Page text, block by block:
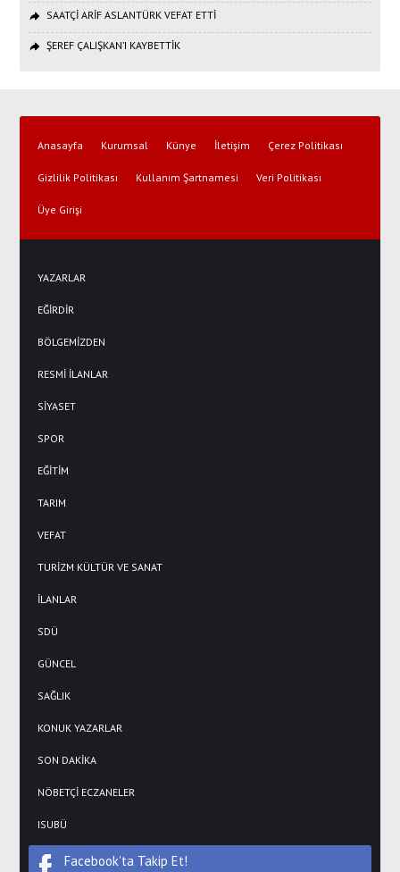
SAATÇİ ARİF ASLANTÜRK VEFAT ETTİ
ŞEREF ÇALIŞKAN’I KAYBETTİK
Anasayfa Kurumsal Künye İletişim Çerez Politikası
Gizlilik Politikası Kullanım Şartnamesi Veri Politikası
Üye Girişi
YAZARLAR
EĞİRDİR
BÖLGEMİZDEN
RESMİ İLANLAR
SİYASET
SPOR
EĞİTİM
TARIM
VEFAT
TURİZM KÜLTÜR VE SANAT
İLANLAR
SDÜ
GÜNCEL
SAĞLIK
KONUK YAZARLAR
SON DAKİKA
NÖBETÇİ ECZANELER
ISUBÜ
Facebook'ta Takip Et!